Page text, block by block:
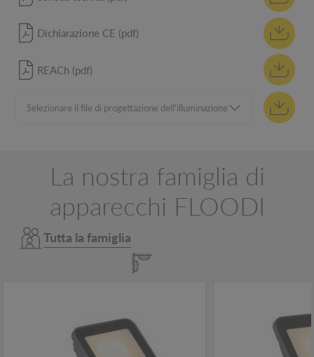
Dichiarazione CE (pdf)
REACh (pdf)
La nostra famiglia di
apparecchi FLOODI
Tutta la famiglia